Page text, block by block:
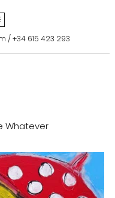
/+34 615 423 293
Whatever